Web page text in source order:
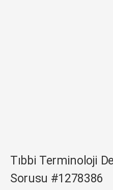
Tıbbi Terminoloji
Sorusu #1278386